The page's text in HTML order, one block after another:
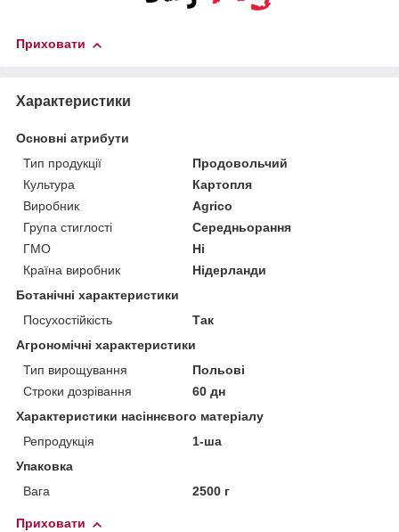
Приховати
Характеристики
Основні атрибути
Тип продукції
Продовольчий
Культура
Картопля
Виробник
Agrico
Група стиглості
Середньорання
ГМО
Ні
Країна виробник
Нідерланди
Ботанічні характеристики
Посухостійкість
Так
Агрономічні характеристики
Тип вирощування
Польові
Строки дозрівання
60 дн
Характеристики насіннєвого матеріалу
Репродукція
1-ша
Упаковка
Вага
2500 г
Приховати